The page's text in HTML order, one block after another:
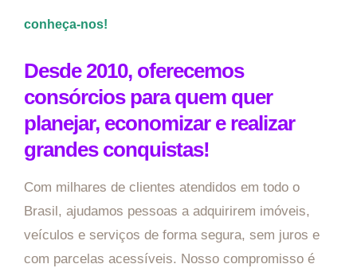
conheça-nos!
Desde 2010, oferecemos
consórcios para quem quer
planejar, economizar e realizar
grandes conquistas!
Com milhares de clientes atendidos em todo o
Brasil, ajudamos pessoas a adquirirem imóveis,
veículos e serviços de forma segura, sem juros e
com parcelas acessíveis. Nosso compromisso é